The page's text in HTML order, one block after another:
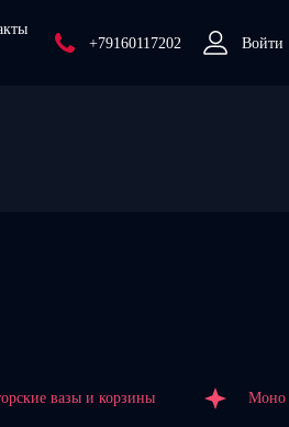
+79160117202
Войти
вазы и корзины Моно